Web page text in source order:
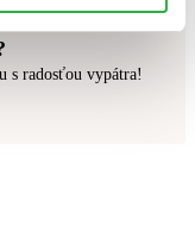
s radosťou vypátra!